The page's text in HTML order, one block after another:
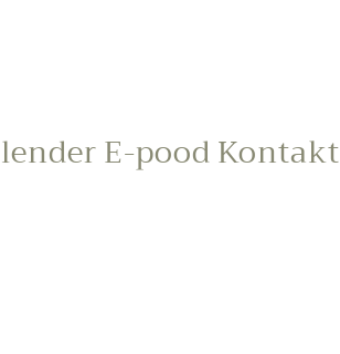
E-poodKontakt